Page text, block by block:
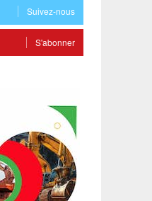
Suivez-nous
S'abonner